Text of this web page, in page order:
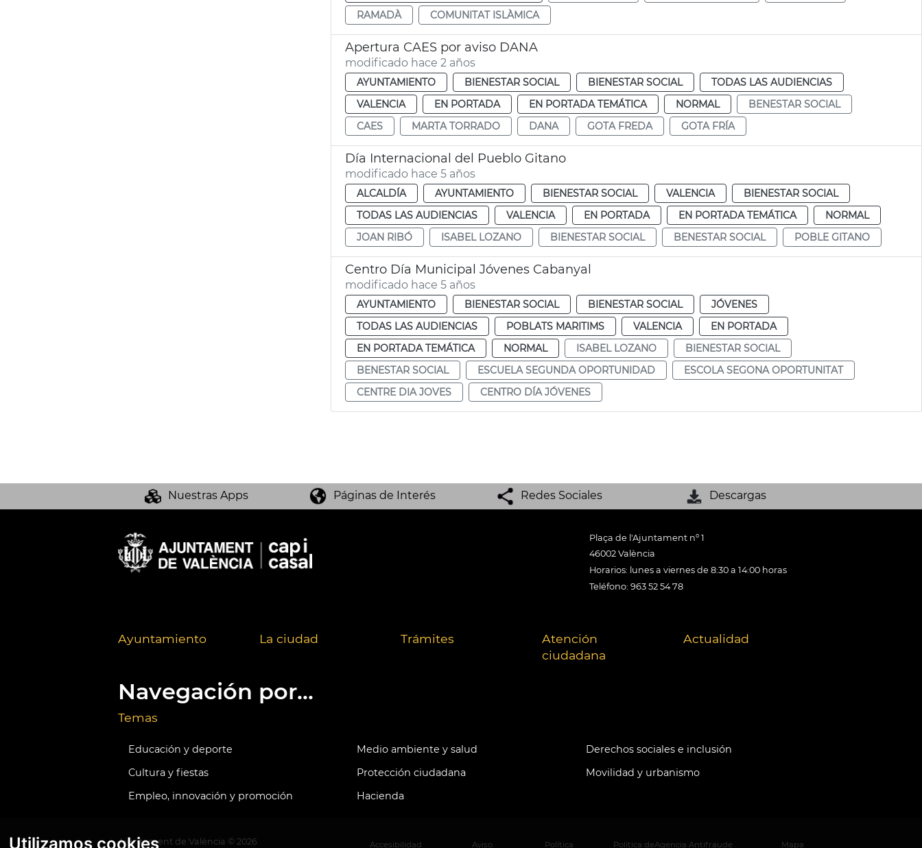
Utilizamos cookies
RAMADÀ
COMUNITAT ISLÀMICA
Apertura CAES por aviso DANA
modificado hace 2 años
AYUNTAMIENTO BIENESTAR SOCIAL BIENESTAR SOCIAL
TODAS LAS AUDIENCIAS
VALENCIA
EN PORTADA EN PORTADA TEMÁTICA NORMAL
BENESTAR SOCIAL
CAES
MARTA TORRADO DANA GOTA FREDA GOTA FRÍA
Día Internacional del Pueblo Gitano
modificado hace 5 años
ALCALDÍA AYUNTAMIENTO BIENESTAR SOCIAL VALENCIA
BIENESTAR SOCIAL
TODAS LAS AUDIENCIAS
VALENCIA EN PORTADA EN PORTADA TEMÁTICA
NORMAL
JOAN RIBÓ
ISABEL LOZANO BIENESTAR SOCIAL BENESTAR SOCIAL POBLE GITANO
Centro Día Municipal Jóvenes Cabanyal
modificado hace 5 años
AYUNTAMIENTO BIENESTAR SOCIAL BIENESTAR SOCIAL
JÓVENES
TODAS LAS AUDIENCIAS
POBLATS MARITIMS VALENCIA
EN PORTADA
EN PORTADA TEMÁTICA
NORMAL ISABEL LOZANO
BIENESTAR SOCIAL
BENESTAR SOCIAL
ESCUELA SEGUNDA OPORTUNIDAD
ESCOLA SEGONA OPORTUNITAT
CENTRE DIA JOVES
CENTRO DÍA JÓVENES
Nuestras Apps Páginas de Interés Redes Sociales Descargas
Plaça de l'Ajuntament nº 1
46002 València
Horarios: lunes a viernes de 8:30 a 14:00 horas
Teléfono: 963 52 54 78
Ayuntamiento La ciudad Trámites
Atención
ciudadana
Actualidad
Navegación por...
Temas
Educación y deporte Medio ambiente y salud
Derechos sociales e inclusión
Cultura y fiestas
Protección ciudadana
Movilidad y urbanismo
Empleo, innovación y promoción
Hacienda
Ajuntament de València © 2026 Accesibilidad Aviso Política Política deAgencia Antifraude Mapa